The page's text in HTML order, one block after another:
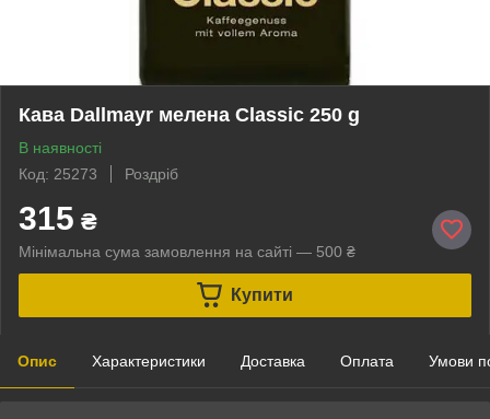
Кава Dallmayr мелена Classic 250 g
В наявності
Код: 25273
Роздріб
315 ₴
Мінімальна сума замовлення на сайті — 500 ₴
Купити
Опис Характеристики Доставка Оплата Умови